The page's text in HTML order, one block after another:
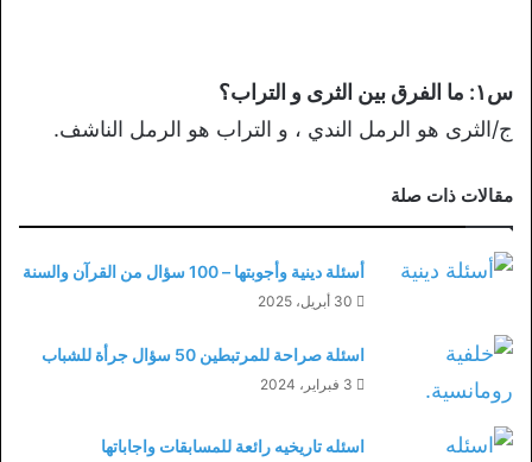
س١: ما الفرق بين الثرى و التراب؟
ج/الثرى هو الرمل الندي ، و التراب هو الرمل الناشف.
مقالات ذات صلة
أسئلة دينية وأجوبتها – 100 سؤال من القرآن والسنة
30 أبريل، 2025
اسئلة صراحة للمرتبطين 50 سؤال جرأة للشباب
3 فبراير، 2024
اسئله تاريخيه رائعة للمسابقات واجاباتها